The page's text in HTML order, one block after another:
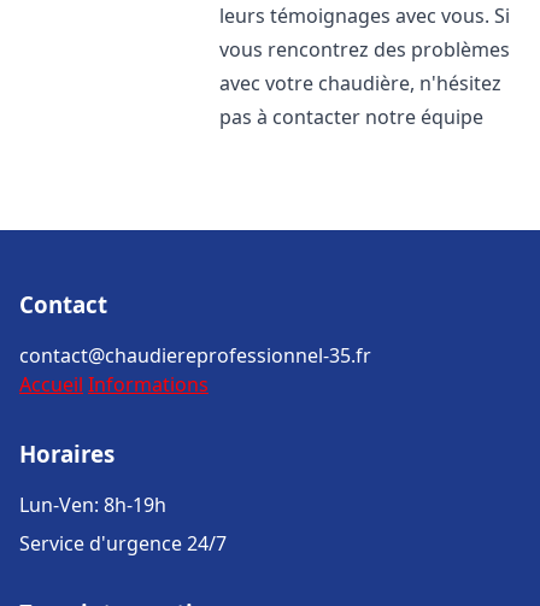
leurs témoignages avec vous. Si
vous rencontrez des problèmes
avec votre chaudière, n'hésitez
pas à contacter notre équipe
Contact
contact@chaudiereprofessionnel-35.fr
Accueil Informations
Horaires
Lun-Ven: 8h-19h
Service d'urgence 24/7